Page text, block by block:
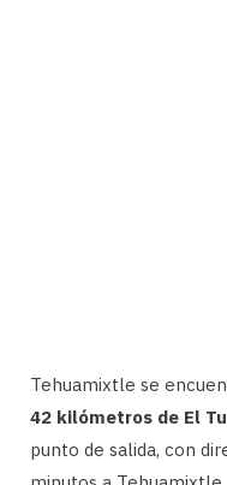
Tehuamixtle se
42 kilómetros de El
punto de salida, con